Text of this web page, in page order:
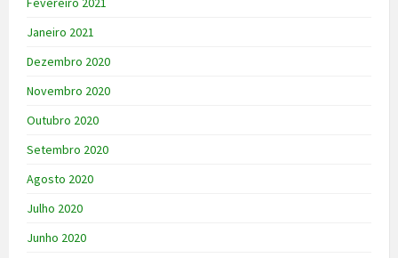
Janeiro 2021
Dezembro 2020
Novembro 2020
Outubro 2020
Setembro 2020
Agosto 2020
Julho 2020
Junho 2020